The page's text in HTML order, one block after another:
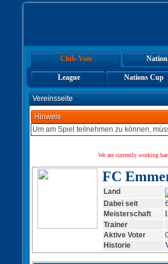
Club-Vote
League Nations Cup
Vereinsseite
Hinweis
Um am Spiel teilnehmen zu können,
We are currently working
FC
Land
Dabei seit
Meisterschaft
Trainer
Aktive Voter
Historie